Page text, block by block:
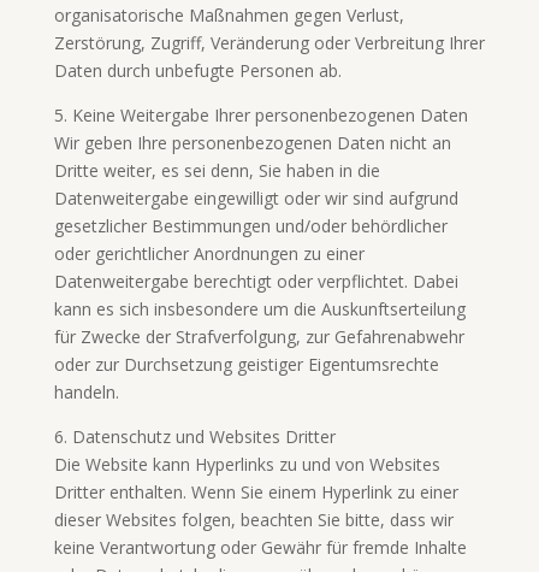
organisatorische Maßnahmen gegen Verlust,
Zerstörung, Zugriff, Veränderung oder Verbreitung Ihrer
Daten durch unbefugte Personen ab.
5. Keine Weitergabe Ihrer personenbezogenen Daten
Wir geben Ihre personenbezogenen Daten nicht an
Dritte weiter, es sei denn, Sie haben in die
Datenweitergabe eingewilligt oder wir sind aufgrund
gesetzlicher Bestimmungen und/oder behördlicher
oder gerichtlicher Anordnungen zu einer
Datenweitergabe berechtigt oder verpflichtet. Dabei
kann es sich insbesondere um die Auskunftserteilung
für Zwecke der Strafverfolgung, zur Gefahrenabwehr
oder zur Durchsetzung geistiger Eigentumsrechte
handeln.
6. Datenschutz und Websites Dritter
Die Website kann Hyperlinks zu und von Websites
Dritter enthalten. Wenn Sie einem Hyperlink zu einer
dieser Websites folgen, beachten Sie bitte, dass wir
keine Verantwortung oder Gewähr für fremde Inhalte